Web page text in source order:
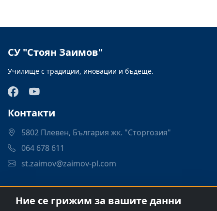
СУ "Стоян Заимов"
Училище с традиции, иновации и бъдеще.
Контакти
5802 Плевен, България жк. "Сторгозия"
064 678 611
st.zaimov@zaimov-pl.com
Връзки
Ние се грижим за вашите данни